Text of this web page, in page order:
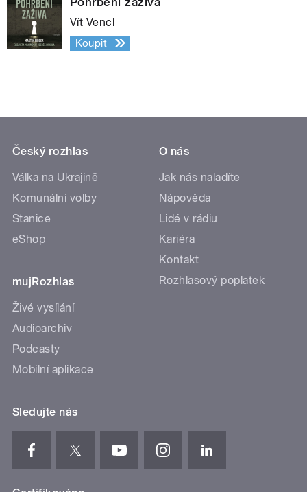
Vít Vencl
Koupit
Český rozhlas
Válka na Ukrajině
Komunální volby
Stanice
eShop
mujRozhlas
Živé vysílání
Audioarchiv
Podcasty
Mobilní aplikace
O nás
Jak nás naladíte
Nápověda
Lidé v rádiu
Kariéra
Kontakt
Rozhlasový poplatek
Sledujte nás